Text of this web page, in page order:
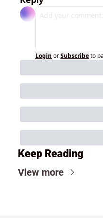
Login orSubscribeto
Keep Reading
View more